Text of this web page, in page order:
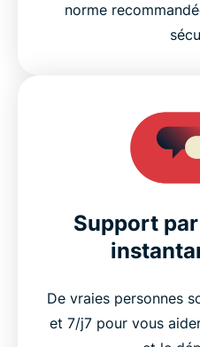
norme
Support
De vraies personnes
et 7/j7 pour vous